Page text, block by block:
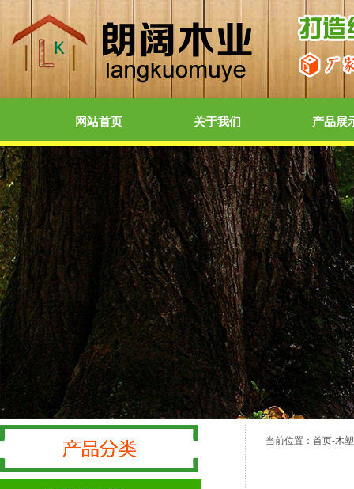
网站首页 关于我们 产品展
当前位置： 首页-木